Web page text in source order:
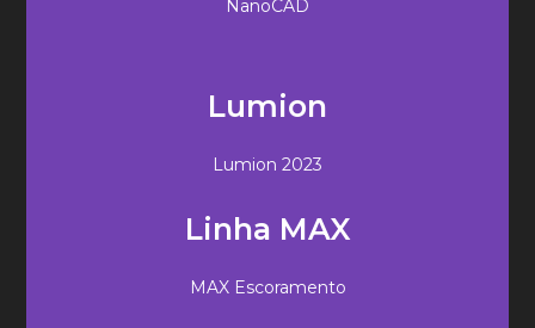
NanoCAD
Lumion
Lumion 2023
Linha MAX
MAX Escoramento